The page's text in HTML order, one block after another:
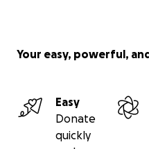
Your easy, powerful,
Easy
Donate
quickly